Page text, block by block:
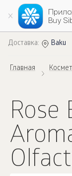
Buy
Доставка: Baku
Главная
Rose